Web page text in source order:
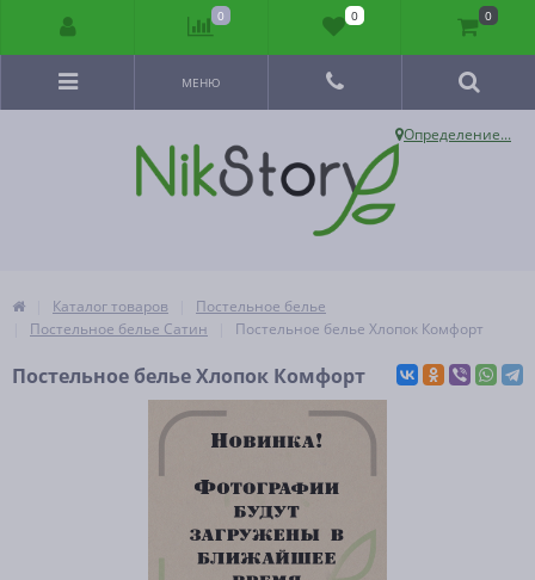
Определение...
МЕНЮ
Каталог товаров
Постельное белье
Постельное белье Сатин
Постельное белье Хлопок Комфорт
Постельное белье Хлопок Комфорт
0 0 0